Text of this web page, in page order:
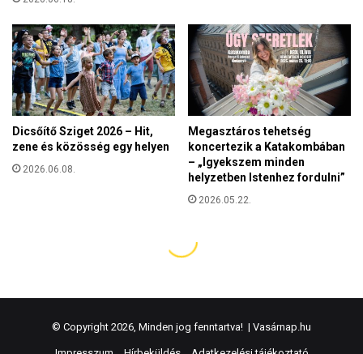
© Copyright 2026, Minden jog fenntartva! | Vasárnap.hu